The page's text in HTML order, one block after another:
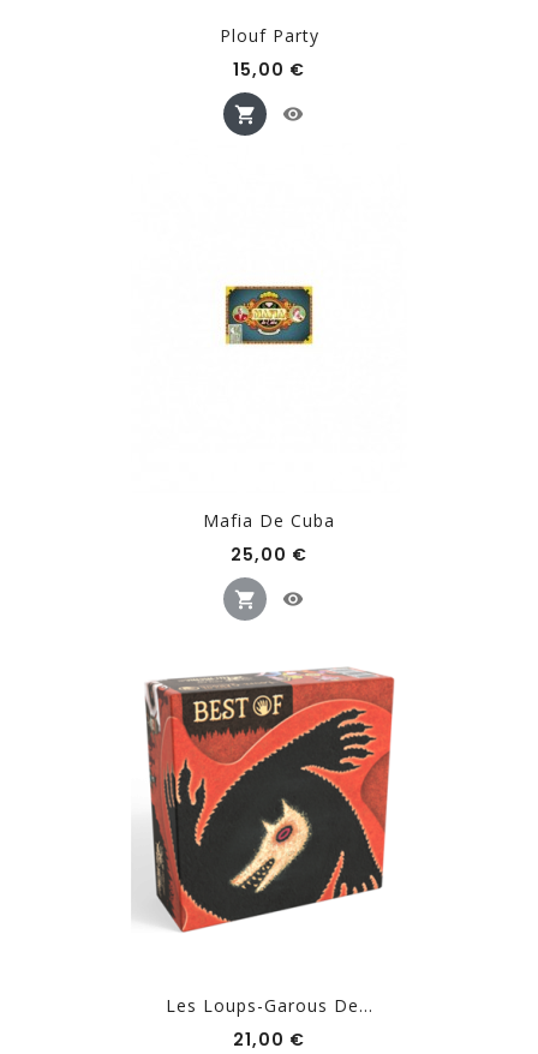
Plouf Party
15,00 €
Mafia De Cuba
25,00 €
Les Loups-Garous De...
21,00 €